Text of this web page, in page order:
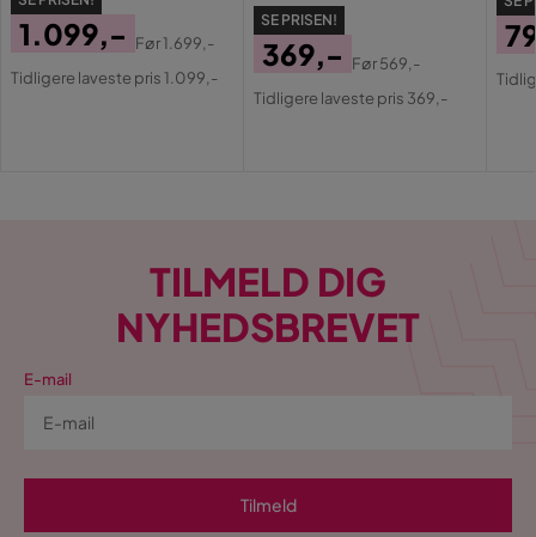
Pris
1.099,-
Original
Før1.699,-
Tidligere laveste pris 1.099,-
SE PRISEN!
Pris
369,-
Original
Før569,-
Tidligere laveste pris 369,-
TILMELD DIG
NYHEDSBREVET
E-mail
Tilmeld